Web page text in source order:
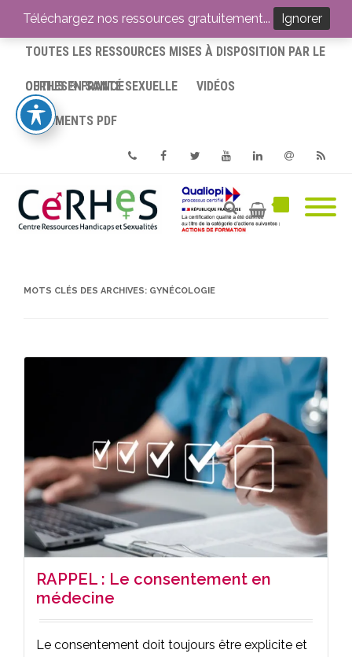
ACCUEIL
TOUTES LES RESSOURCES MISES À DISPOSITION PAR LE
CERHES® FRANCE
OUTILS EN SANTÉ SEXUELLE VIDÉOS
DOCUMENTS PDF
PhoneFacebookTwitterYoutube
MOTS CLÉS DES ARCHIVES: GYNÉCOLOGIE
RAPPEL : Le consentement en
médecine
Le consentement doit toujours être explicite et
Téléchargez nos ressources gratuitement... Ignorer